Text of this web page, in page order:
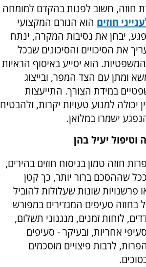
חוזה, חשוב לפנות בהקדם למומחה
חוזים הוא הגורם המקצועי
יבחן את נסיבות המקרה, ינתח
את הסיכויים והסיכונים שבכל
הוא יסייע באיסוף הראיות
ומתן עם הצד המפר, ובייצוג
במידת הצורך. התייעצות
יכולה למנוע טעויות יקרות, ולהבטיח
ישמרו במלואן.
וטיפול יעיל בהן
חוזה טמון בניסוח חוזים בהירים,
שההסכם ברור יותר, כך קטן
פרשנויות שונות שעלולות להוביל
בחוזה סעיפים המגדירים במפורש
לוחות זמנים, מנגנוני תשלום,
אחריות, ובעיקר - סעיפים
לרבות פיצויים מוסכמים